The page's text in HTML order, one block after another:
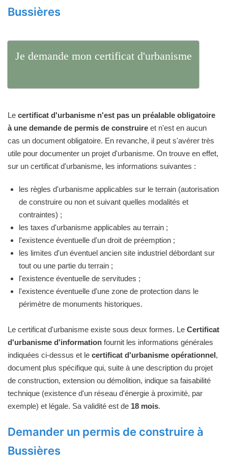
Bussières
Je demande mon certificat d'urbanisme
Le certificat d'urbanisme n'est pas un préalable obligatoire
à une demande de permis de construire et n'est en aucun
cas un document obligatoire. En revanche, il peut s'avérer très
utile pour documenter un projet d'urbanisme. On trouve en effet,
sur un certificat d'urbanisme, les informations suivantes :
les règles d'urbanisme applicables sur le terrain (autorisation
de construire ou non et suivant quelles modalités et
contraintes) ;
les taxes d'urbanisme applicables au terrain ;
l'existence éventuelle d'un droit de préemption ;
les limites d'un éventuel ancien site industriel débordant sur
tout ou une partie du terrain ;
l'existence éventuelle de servitudes ;
l'existence éventuelle d'une zone de protection dans le
périmètre de monuments historiques.
Le certificat d'urbanisme existe sous deux formes. Le Certificat
d'urbanisme d'information fournit les informations générales
indiquées ci-dessus et le certificat d'urbanisme opérationnel,
document plus spécifique qui, suite à une description du projet
de construction, extension ou démolition, indique sa faisabilité
technique (existence d'un réseau d'énergie à proximité, par
exemple) et légale. Sa validité est de 18 mois.
Demander un permis de construire à
Bussières